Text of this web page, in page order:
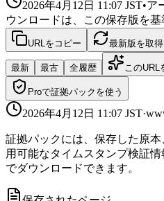
2026年4月12日 11:07 JST•ア
ウンロードは、この保存版を基
URLをコピー 最新版を取得
最新 最古 全履歴 このURL
Proで証拠パックを使う
2026年4月12日 11:07 JST·
証拠パックには、保存した原
用可能なタイムスタンプ検証
でダウンロードできます。